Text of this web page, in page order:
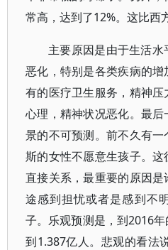
常高，达到了12%。这比西
主要原因是由于生活
恶化，特别是各类疾病的
有的医疗卫生服务，精神压
心理，精神状况恶化。最
景的不可预测。前不久有
斯的女性不愿意生孩子。
直接关系，最重要的原因
途感到担忧或者是感到不
子。乐观预测是，到2016
到1.387亿人。悲观的看法